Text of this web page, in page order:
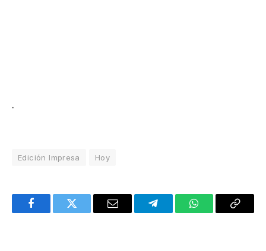
.
Edición Impresa Hoy
FacebookTwitter Email TelegramWhatsAppCopy